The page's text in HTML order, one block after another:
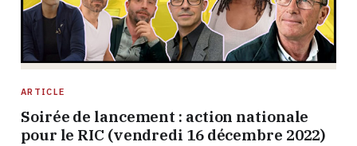
ARTICLE
Soirée de lancement : action nationale
pour le RIC (vendredi 16 décembre 2022)